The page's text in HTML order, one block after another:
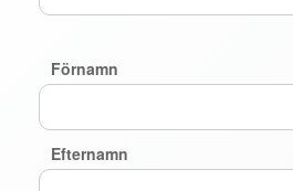
Förnamn
Efternamn